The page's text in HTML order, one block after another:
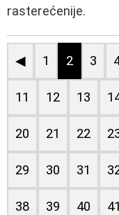
rasterećenije.
◀ 1 2 3
11 12 13
20 21 22
29 30 31
38 39 40 41